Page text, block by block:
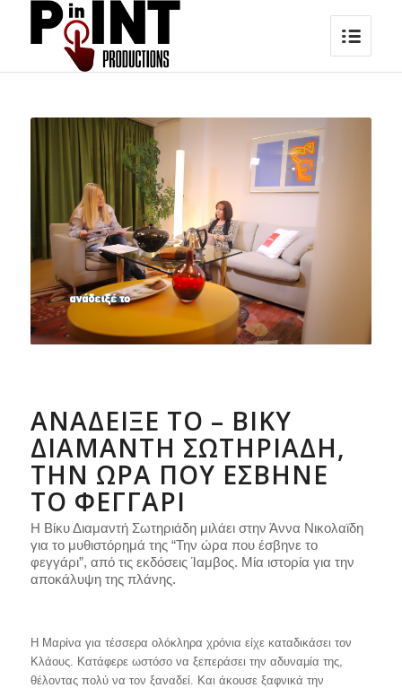
ΑΝΆΔΕΙΞΈ ΤΟ – ΒΊΚΥ
ΔΙΑΜΑΝΤΉ ΣΩΤΗΡΙΆΔΗ,
ΤΗΝ ΏΡΑ ΠΟΥ ΈΣΒΗΝΕ
ΤΟ ΦΕΓΓΆΡΙ
Η Βίκυ Διαμαντή Σωτηριάδη μιλάει στην Άννα Νικολαϊδη
για το μυθιστόρημά της “Την ώρα που έσβηνε το
φεγγάρι”, από τις εκδόσεις Ίαμβος. Μία ιστορία για την
αποκάλυψη της πλάνης.
Η Μαρίνα για τέσσερα ολόκληρα χρόνια είχε καταδικάσει τον
Κλάους. Κατάφερε ωστόσο να ξεπεράσει την αδυναμία της,
θέλοντας πολύ να τον ξαναδεί. Και άκουσε ξαφνικά την